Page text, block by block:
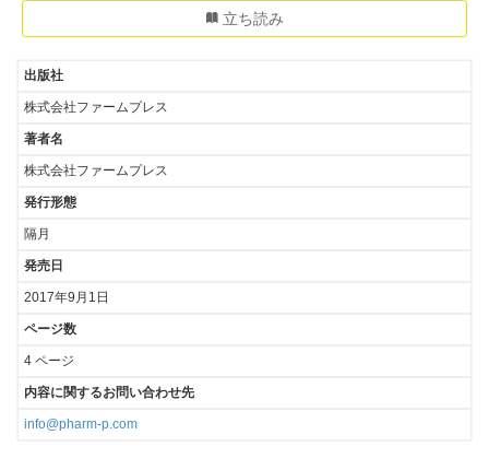
立ち読み
出版社
株式会社ファームプレス
著者名
株式会社ファームプレス
発行形態
隔月
発売日
2017年9月1日
ページ数
4 ページ
内容に関するお問い合わせ先
info@pharm-p.com